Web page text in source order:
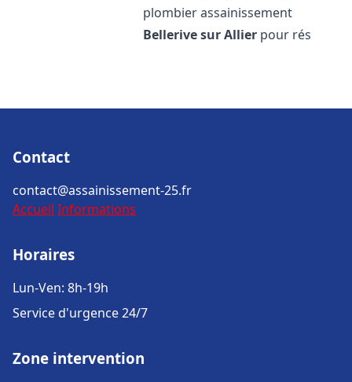
plombier assainissement
Bellerive sur Allier pour rés
Contact
contact@assainissement-25.fr
Accueil Informations
Horaires
Lun-Ven: 8h-19h
Service d'urgence 24/7
Zone intervention